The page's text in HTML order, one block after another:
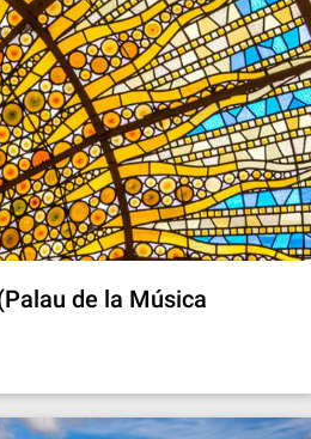
de la Música